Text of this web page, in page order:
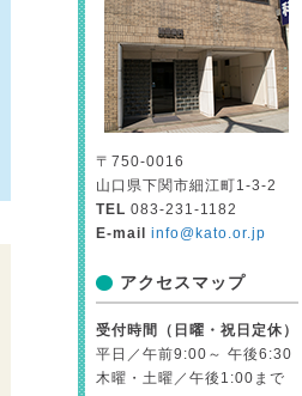
〒750-0016
山口県下関市細江町1-3-2
TEL 083-231-1182
E-mail
info@kato.or.jp
アクセスマップ
受付時間（日曜・祝日定休）
平日／午前9:00～ 午後6:30
木曜・土曜／午後1:00まで